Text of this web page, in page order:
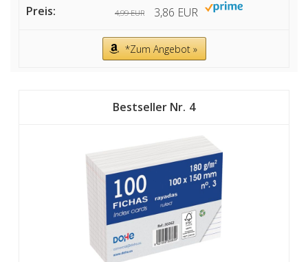
4,99 EUR 3,86 EUR
*Zum Angebot »
4